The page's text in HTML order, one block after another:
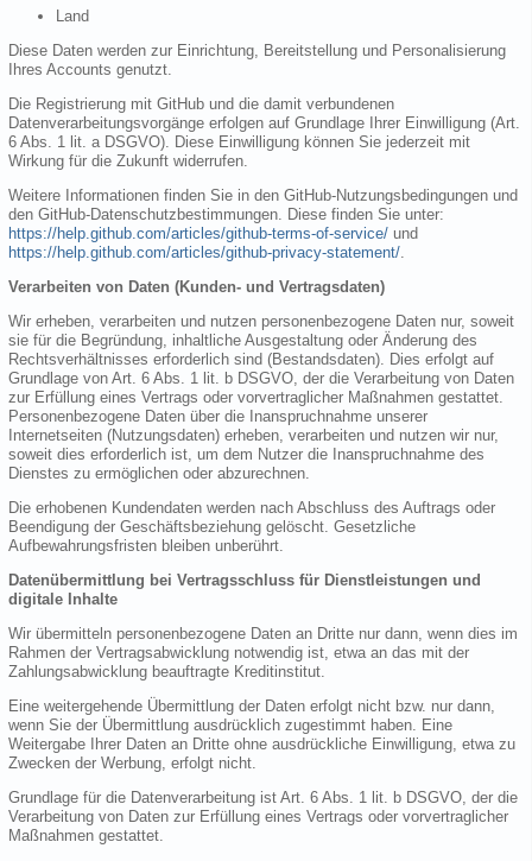
Land
Diese Daten werden zur Einrichtung, Bereitstellung und Personalisierung
Ihres Accounts genutzt.
Die Registrierung mit GitHub und die damit verbundenen
Datenverarbeitungsvorgänge erfolgen auf Grundlage Ihrer Einwilligung (Art.
6 Abs. 1 lit. a DSGVO). Diese Einwilligung können Sie jederzeit mit
Wirkung für die Zukunft widerrufen.
Weitere Informationen finden Sie in den GitHub-Nutzungsbedingungen und
den GitHub-Datenschutzbestimmungen. Diese finden Sie unter:
https://help.github.com/articles/github-terms-of-service/ und
https://help.github.com/articles/github-privacy-statement/.
Verarbeiten von Daten (Kunden- und Vertragsdaten)
Wir erheben, verarbeiten und nutzen personenbezogene Daten nur, soweit
sie für die Begründung, inhaltliche Ausgestaltung oder Änderung des
Rechtsverhältnisses erforderlich sind (Bestandsdaten). Dies erfolgt auf
Grundlage von Art. 6 Abs. 1 lit. b DSGVO, der die Verarbeitung von Daten
zur Erfüllung eines Vertrags oder vorvertraglicher Maßnahmen gestattet.
Personenbezogene Daten über die Inanspruchnahme unserer
Internetseiten (Nutzungsdaten) erheben, verarbeiten und nutzen wir nur,
soweit dies erforderlich ist, um dem Nutzer die Inanspruchnahme des
Dienstes zu ermöglichen oder abzurechnen.
Die erhobenen Kundendaten werden nach Abschluss des Auftrags oder
Beendigung der Geschäftsbeziehung gelöscht. Gesetzliche
Aufbewahrungsfristen bleiben unberührt.
Datenübermittlung bei Vertragsschluss für Dienstleistungen und
digitale Inhalte
Wir übermitteln personenbezogene Daten an Dritte nur dann, wenn dies im
Rahmen der Vertragsabwicklung notwendig ist, etwa an das mit der
Zahlungsabwicklung beauftragte Kreditinstitut.
Eine weitergehende Übermittlung der Daten erfolgt nicht bzw. nur dann,
wenn Sie der Übermittlung ausdrücklich zugestimmt haben. Eine
Weitergabe Ihrer Daten an Dritte ohne ausdrückliche Einwilligung, etwa zu
Zwecken der Werbung, erfolgt nicht.
Grundlage für die Datenverarbeitung ist Art. 6 Abs. 1 lit. b DSGVO, der die
Verarbeitung von Daten zur Erfüllung eines Vertrags oder vorvertraglicher
Maßnahmen gestattet.